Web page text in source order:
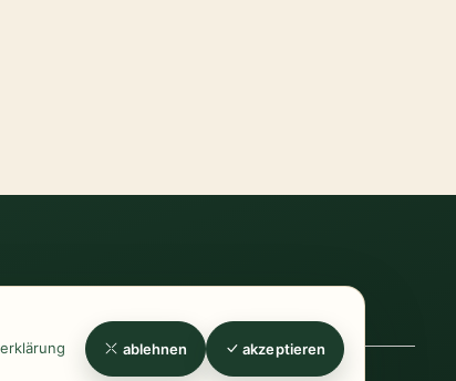
ablehnen akzeptieren
Widerrufsformular-Zahlung